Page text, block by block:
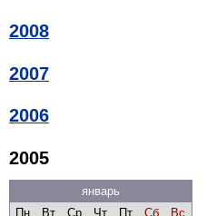
2008
2007
2006
2005
январь
Пн
Вт Ср Чт Пт Сб Вс